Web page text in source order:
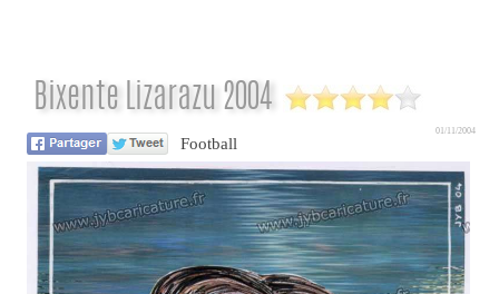
Bixente Lizarazu 2004
01/11/2004
Football